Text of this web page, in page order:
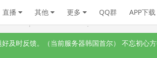
直播 其他 更多 QQ群 APP下载
好及时反馈。（当前服务器韩国首尔） 不忘初